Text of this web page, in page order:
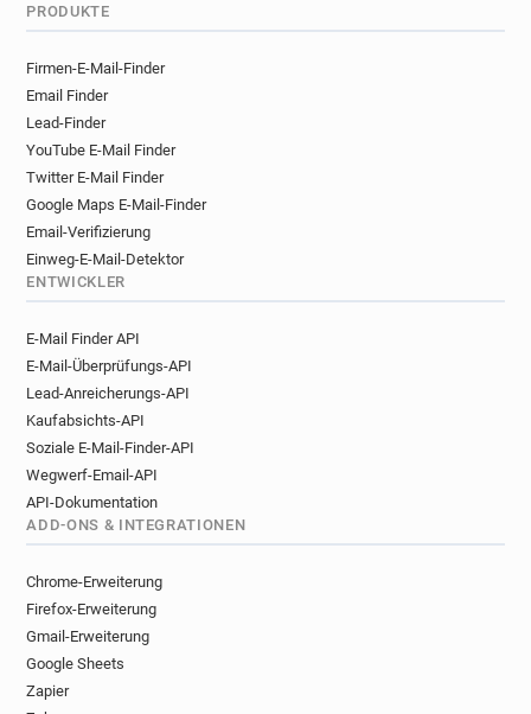
PRODUKTE
Firmen-E-Mail-Finder
Email Finder
Lead-Finder
YouTube E-Mail Finder
Twitter E-Mail Finder
Google Maps E-Mail-Finder
Email-Verifizierung
Einweg-E-Mail-Detektor
ENTWICKLER
E-Mail Finder API
E-Mail-Überprüfungs-API
Lead-Anreicherungs-API
Kaufabsichts-API
Soziale E-Mail-Finder-API
Wegwerf-Email-API
API-Dokumentation
ADD-ONS & INTEGRATIONEN
Chrome-Erweiterung
Firefox-Erweiterung
Gmail-Erweiterung
Google Sheets
Zapier